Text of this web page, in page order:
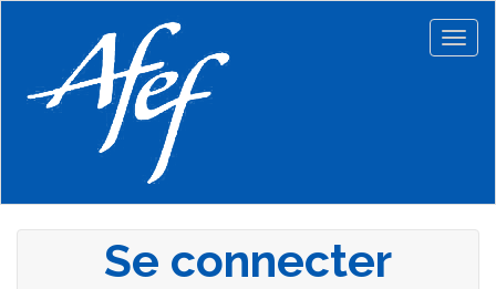
principal
Se connecter